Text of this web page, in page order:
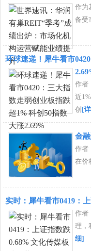
作为
备受
环球速递！犀牛看市
作者
近
创 [
金
作者
在价
实时：犀牛看市0419：
作者
理，
细]